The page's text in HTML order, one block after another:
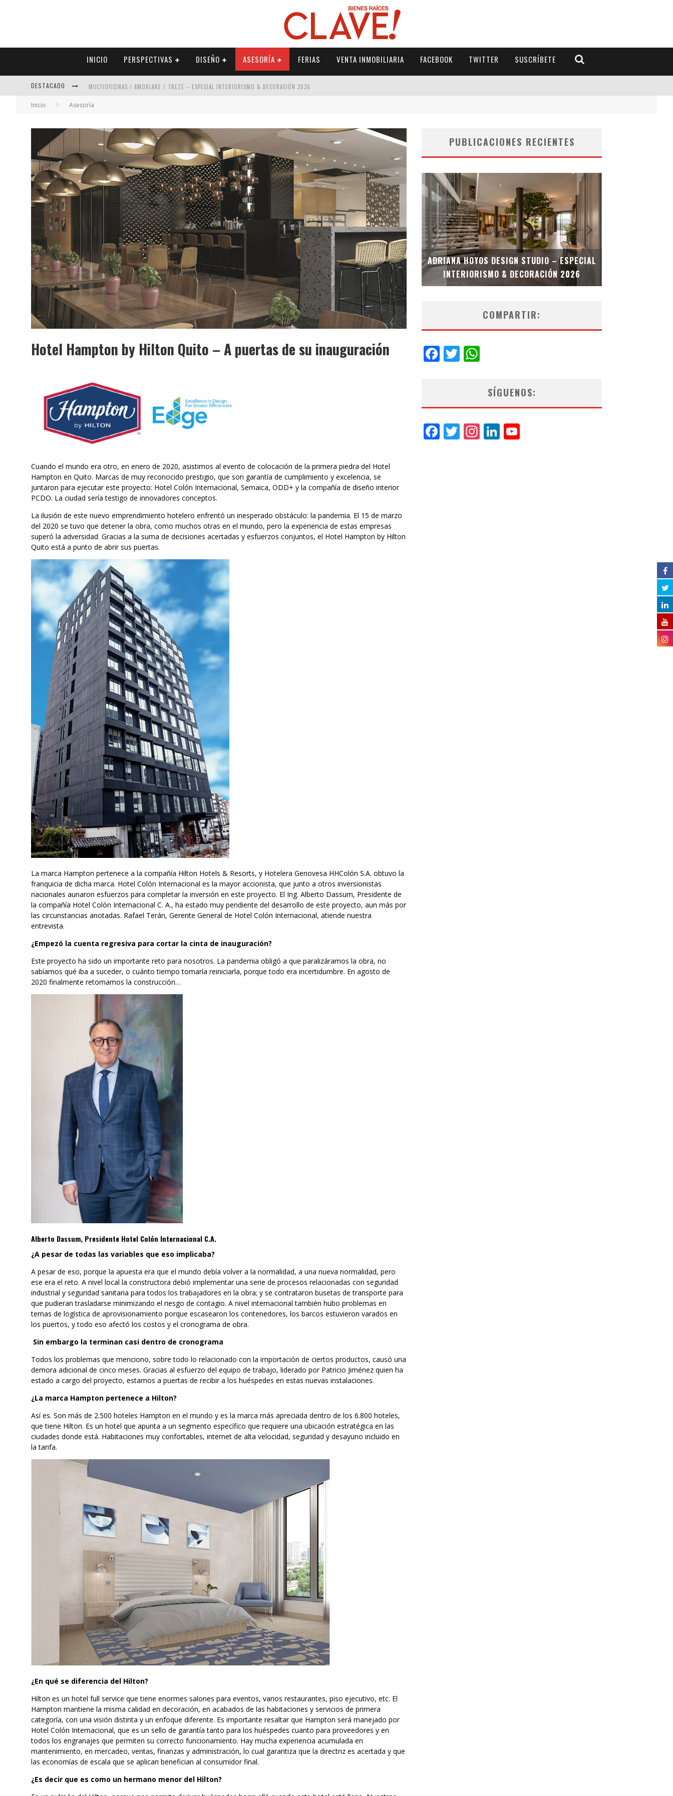
INICIO PERSPECTIVAS DISEÑO ASESORÍA FERIAS VENTA INMOBILIARIA FACEBOOK TWITTER SUSCRÍBETE
DESTACADO MULTIOFICINAS / AMOBLARE / TREZE – ESPECIAL INTERIORISMO & DECORACIÓN 2026
ABAD VERGARA ARQUITECTOS – ESPECIAL INTERIORISMO & DECORACIÓN 2026
COLINEAL – ESPECIAL INTERIORISMO & DECORACIÓN 2026
ADRIANA HOYOS DESIGN STUDIO – ESPECIAL INTERIORISMO & DECORACIÓN 2026
Inicio Asesoría
Hotel Hampton by Hilton Quito – A puertas de su inauguración
Cuando el mundo era otro, en enero de 2020, asistimos al evento de colocación de la primera piedra del Hotel
Hampton en Quito. Marcas de muy reconocido prestigio, que son garantía de cumplimiento y excelencia, se
juntaron para ejecutar este proyecto: Hotel Colón Internacional, Semaica, ODD+ y la compañía de diseño interior
PCDO. La ciudad sería testigo de innovadores conceptos.
La ilusión de este nuevo emprendimiento hotelero enfrentó un inesperado obstáculo: la pandemia. El 15 de marzo
del 2020 se tuvo que detener la obra, como muchos otras en el mundo, pero la experiencia de estas empresas
superó la adversidad. Gracias a la suma de decisiones acertadas y esfuerzos conjuntos, el Hotel Hampton by Hilton
Quito está a punto de abrir sus puertas.
La marca Hampton pertenece a la compañía Hilton Hotels & Resorts, y Hotelera Genovesa HHColón S.A. obtuvo la
franquicia de dicha marca. Hotel Colón Internacional es la mayor accionista, que junto a otros inversionistas
nacionales aunaron esfuerzos para completar la inversión en este proyecto. El Ing. Alberto Dassum, Presidente de
la compañía Hotel Colón Internacional C. A., ha estado muy pendiente del desarrollo de este proyecto, aun más por
las circunstancias anotadas. Rafael Terán, Gerente General de Hotel Colón Internacional, atiende nuestra
entrevista.
¿Empezó la cuenta regresiva para cortar la cinta de inauguración?
Este proyecto ha sido un importante reto para nosotros. La pandemia obligó a que paralizáramos la obra, no
sabíamos qué iba a suceder, o cuánto tiempo tomaría reiniciarla, porque todo era incertidumbre. En agosto de
2020 finalmente retomamos la construcción…
Alberto Dassum, Presidente Hotel Colón Internacional C.A.
¿A pesar de todas las variables que eso implicaba?
A pesar de eso, porque la apuesta era que el mundo debía volver a la normalidad, a una nueva normalidad, pero
ese era el reto. A nivel local la constructora debió implementar una serie de procesos relacionadas con seguridad
industrial y seguridad sanitaria para todos los trabajadores en la obra; y se contrataron busetas de transporte para
que pudieran trasladarse minimizando el riesgo de contagio. A nivel internacional también hubo problemas en
temas de logística de aprovisionamiento porque escasearon los contenedores, los barcos estuvieron varados en
los puertos, y todo eso afectó los costos y el cronograma de obra.
Sin embargo la terminan casi dentro de cronograma
Todos los problemas que menciono, sobre todo lo relacionado con la importación de ciertos productos, causó una
demora adicional de cinco meses. Gracias al esfuerzo del equipo de trabajo, liderado por Patricio Jiménez quien ha
estado a cargo del proyecto, estamos a puertas de recibir a los huéspedes en estas nuevas instalaciones.
¿La marca Hampton pertenece a Hilton?
Así es. Son más de 2.500 hoteles Hampton en el mundo y es la marca más apreciada dentro de los 6.800 hoteles,
que tiene Hilton. Es un hotel que apunta a un segmento específico que requiere una ubicación estratégica en las
ciudades donde está. Habitaciones muy confortables, internet de alta velocidad, seguridad y desayuno incluido en
la tarifa.
¿En qué se diferencia del Hilton?
Hilton es un hotel full service que tiene enormes salones para eventos, varios restaurantes, piso ejecutivo, etc. El
Hampton mantiene la misma calidad en decoración, en acabados de las habitaciones y servicios de primera
categoría, con una visión distinta y un enfoque diferente. Es importante resaltar que Hampton será manejado por
Hotel Colón Internacional, que es un sello de garantía tanto para los huéspedes cuanto para proveedores y en
todos los engranajes que permiten su correcto funcionamiento. Hay mucha experiencia acumulada en
mantenimiento, en mercadeo, ventas, finanzas y administración, lo cual garantiza que la directriz es acertada y que
las economías de escala que se aplican benefician al consumidor final.
¿Es decir que es como un hermano menor del Hilton?
PUBLICACIONES RECIENTES
MUBB DESIGN STUDIO – ESPECIAL
INTERIORISMO & DECORACIÓN 2026
ADRIANA HOYOS DESIGN STUDIO – ESPECIAL
INTERIORISMO & DECORACIÓN 2026
COMPARTIR:
Facebook
Twitter
SÍGUENOS:
Facebook
Twitter
Instagram
LinkedIn